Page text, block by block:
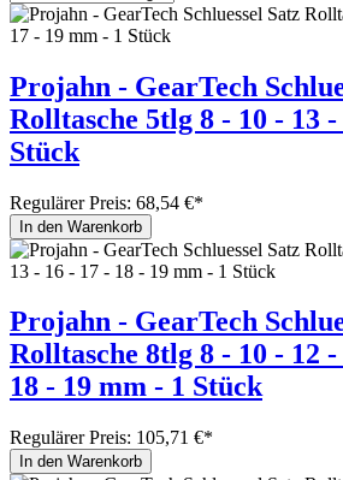
Projahn - GearTech
Rolltasche 5tlg 8 - 10 - 13
Stück
Regulärer Preis: 68,54 €*
In den Warenkorb
Projahn - GearTech
Rolltasche 8tlg 8 - 10 - 12 -
18 - 19 mm - 1 Stück
Regulärer Preis: 105,71 €*
In den Warenkorb